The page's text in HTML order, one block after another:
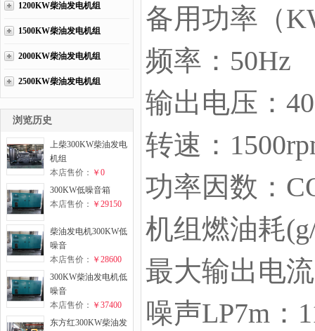
1200KW柴油发电机组
1500KW柴油发电机组
2000KW柴油发电机组
2500KW柴油发电机组
浏览历史
上柴300KW柴油发电
机组
本店售价： ￥0
300KW低噪音箱
本店售价： ￥29150
柴油发电机300KW低
噪音
本店售价： ￥28600
300KW柴油发电机低
噪音
本店售价： ￥37400
东方红300KW柴油发
备用功率（
频率：50Hz
输出电压：
转速：
功率因数：
机组燃油耗
最大输出电
噪声LP7m：